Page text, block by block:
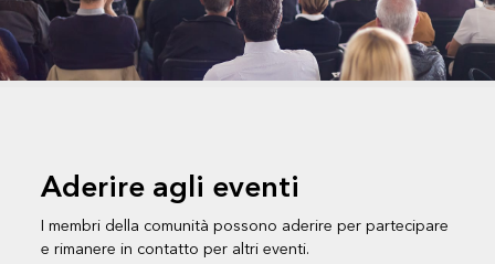
Aderire agli eventi
I membri della comunità possono aderire per partecipare
e rimanere in contatto per altri eventi.